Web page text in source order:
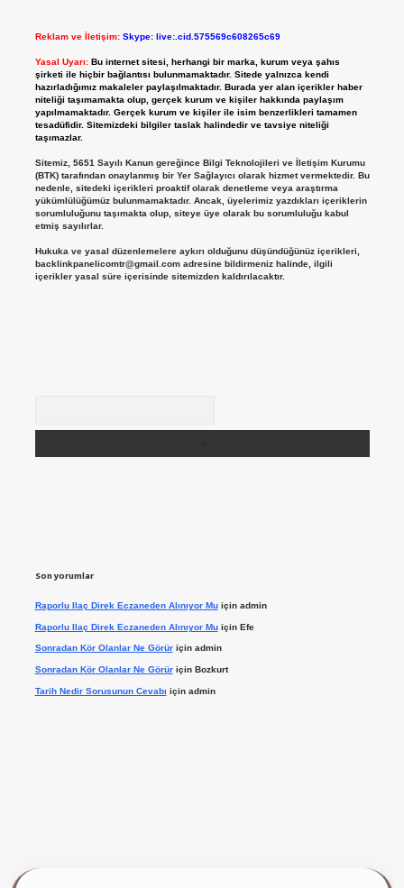
Reklam ve İletişim: Skype: live:.cid.575569c608265c69
Yasal Uyarı: Bu internet sitesi, herhangi bir marka, kurum veya şahıs
şirketi ile hiçbir bağlantısı bulunmamaktadır. Sitede yalnızca kendi
hazırladığımız makaleler paylaşılmaktadır. Burada yer alan içerikler haber
niteliği taşımamakta olup, gerçek kurum ve kişiler hakkında paylaşım
yapılmamaktadır. Gerçek kurum ve kişiler ile isim benzerlikleri tamamen
tesadüfidir. Sitemizdeki bilgiler taslak halindedir ve tavsiye niteliği
taşımazlar.
Sitemiz, 5651 Sayılı Kanun gereğince Bilgi Teknolojileri ve İletişim Kurumu
(BTK) tarafından onaylanmış bir Yer Sağlayıcı olarak hizmet vermektedir. Bu
nedenle, sitedeki içerikleri proaktif olarak denetleme veya araştırma
yükümlülüğümüz bulunmamaktadır. Ancak, üyelerimiz yazdıkları içeriklerin
sorumluluğunu taşımakta olup, siteye üye olarak bu sorumluluğu kabul
etmiş sayılırlar.
Hukuka ve yasal düzenlemelere aykırı olduğunu düşündüğünüz içerikleri,
backlinkpanelicomtr@gmail.comadresine bildirmeniz halinde, ilgili
içerikler yasal süre içerisinde sitemizden kaldırılacaktır.
Son yorumlar
Raporlu Ilaç Direk Eczaneden Alınıyor Muiçin admin
Raporlu Ilaç Direk Eczaneden Alınıyor Muiçin Efe
Sonradan Kör Olanlar Ne Görüriçin admin
Sonradan Kör Olanlar Ne Görüriçin Bozkurt
Tarih Nedir Sorusunun Cevabı için admin